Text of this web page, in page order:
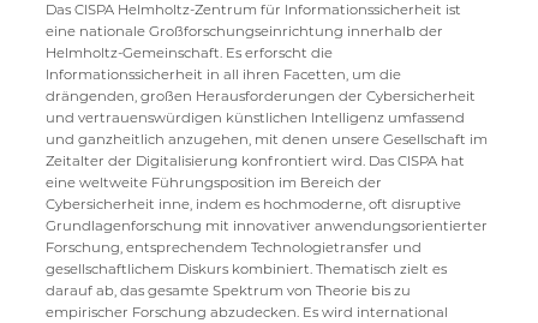
Das CISPA Helmholtz-Zentrum für Informationssicherheit ist
eine nationale Großforschungseinrichtung innerhalb der
Helmholtz-Gemeinschaft. Es erforscht die
Informationssicherheit in all ihren Facetten, um die
drängenden, großen Herausforderungen der Cybersicherheit
und vertrauenswürdigen künstlichen Intelligenz umfassend
und ganzheitlich anzugehen, mit denen unsere Gesellschaft im
Zeitalter der Digitalisierung konfrontiert wird. Das CISPA hat
eine weltweite Führungsposition im Bereich der
Cybersicherheit inne, indem es hochmoderne, oft disruptive
Grundlagenforschung mit innovativer anwendungsorientierter
Forschung, entsprechendem Technologietransfer und
gesellschaftlichem Diskurs kombiniert. Thematisch zielt es
darauf ab, das gesamte Spektrum von Theorie bis zu
empirischer Forschung abzudecken. Es wird international